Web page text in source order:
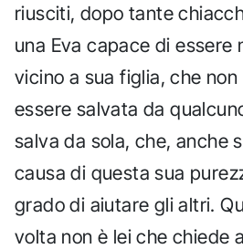
riusciti, dopo tante
una Eva capace di essere
vicino a sua figlia, che
essere salvata da
salva da sola, che, anche
causa di questa sua
grado di aiutare gli altri.
volta non è lei che chiede